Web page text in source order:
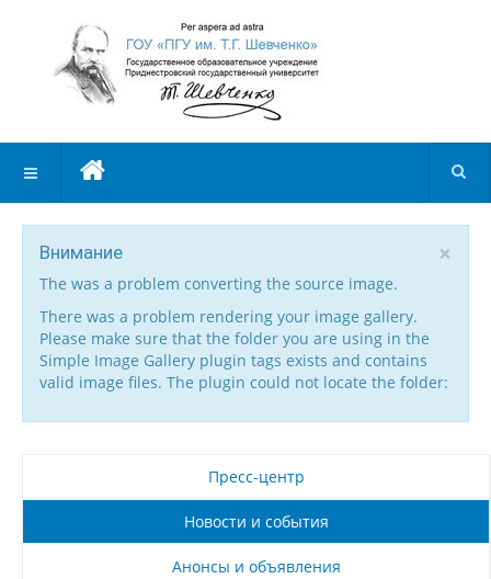
×
Внимание
The was a problem converting the source image.
There was a problem rendering your image gallery.
Please make sure that the folder you are using in the
Simple Image Gallery plugin tags exists and contains
valid image files. The plugin could not locate the folder:
Пресс-центр
Новости и события
Анонсы и объявления